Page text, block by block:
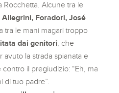
Rocchetta. Alcune tra le
Allegrini, Foradori, José
tra le mani magari troppo
dai genitori , che
avuto la strada spianata e
il pregiudizio: “Eh, ma
di tuo padre”.